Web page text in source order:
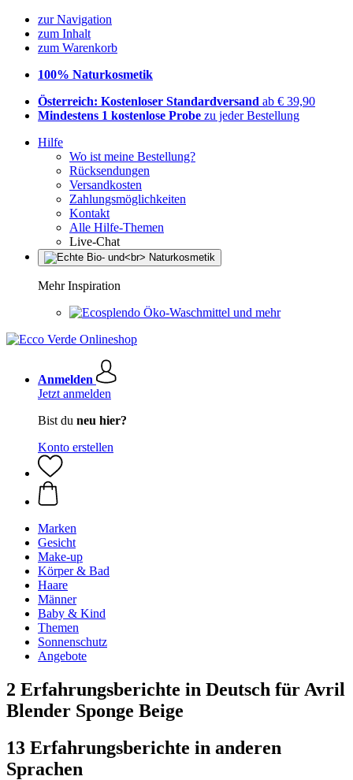
zur Navigation
zum Inhalt
zum Warenkorb
100% Naturkosmetik
Österreich: Kostenloser Standardversand ab € 39,90
Mindestens 1 kostenlose Probe zu jeder Bestellung
Hilfe
Wo ist meine Bestellung?
Rücksendungen
Versandkosten
Zahlungsmöglichkeiten
Kontakt
Alle Hilfe-Themen
Live-Chat
Mehr Inspiration
Öko-Waschmittel und mehr
Anmelden
Jetzt anmelden
Bist du neu hier?
Konto erstellen
Marken
Gesicht
Make-up
Körper & Bad
Haare
Männer
Baby & Kind
Themen
Sonnenschutz
Angebote
2 Erfahrungsberichte in Deutsch für Avril
Blender Sponge Beige
13 Erfahrungsberichte in anderen
Sprachen